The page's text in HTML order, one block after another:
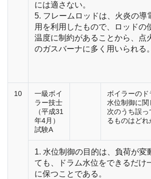
には適さない。
5. フレームロッドは、火炎の導
用を利用したもので、ロッドの
温度に制約があることから、点
のガスバーナに多く用いられる。
10
一級ボイ
ラー技士
（平成31
年4月）
試験A
ボイラーのド
水位制御に関
次のうち誤っ
るものはどれ
1. 水位制御の目的は、負荷が変
ても、ドラム水位をできるだけ
に保つことである。